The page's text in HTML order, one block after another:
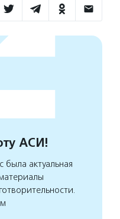
АСИ!
актуальная